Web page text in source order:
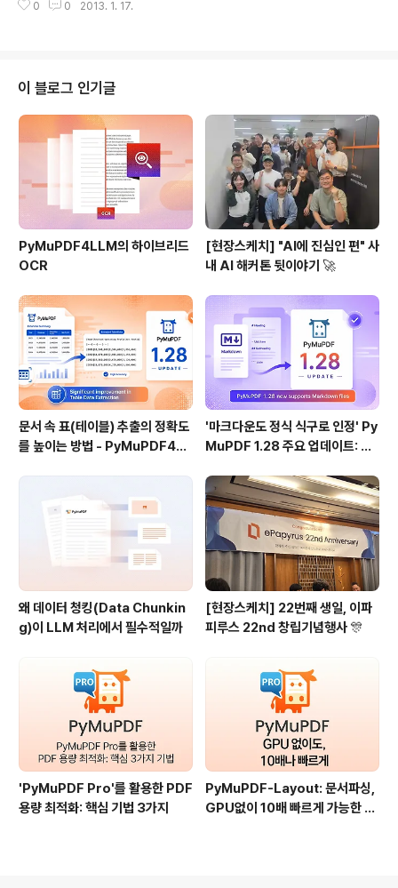
이용한 삭제겠지요? 군말 않고 바로 설명에 들어갑니다. 먼
펜이 표시를 해두었으니 바로 눈에 띌 겁니다. 그러면 이렇
게 페이지 미리보기 패널이 활성화 됩니다. 페이지 미리보
기 패널에서는 페이지를 미리 볼 수도 있고, 특정 페이지를
클릭해서 바로 해당 페이지로 이동하기도 합니다. 그 외에
도 할 수 있는 기능이 몇가지 더 있는데 페이지 삭제도 그
중 하나 입니다. 본..
0 0 2013. 1. 17.
이 블로그 인기글
PyMuPDF4LLM의 하이브리드
OCR
[현장스케치] "AI에 진심인 편" 사
내 AI 해커톤 뒷이야기 🚀
문서 속 표(테이블) 추출의 정확도
를 높이는 방법 - PyMuPDF4LL
'마크다운도 정식 식구로 인정' Py
MuPDF 1.28 주요 업데이트: 샘
왜 데이터 청킹(Data Chunkin
g)이 LLM 처리에서 필수적일까
[현장스케치] 22번째 생일, 이파
피루스 22nd 창립기념행사 🎊
'PyMuPDF Pro'를 활용한 PDF
용량 최적화: 핵심 기법 3가지
PyMuPDF-Layout: 문서파싱,
GPU없이 10배 빠르게 가능한 이